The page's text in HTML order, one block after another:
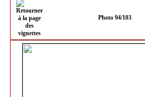
Photo 94/103